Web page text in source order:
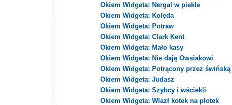
Okiem Widgeta: Nergal w piekle
Okiem Widgeta: Kolęda
Okiem Widgeta: Potraw
Okiem Widgeta: Clark Kent
Okiem Widgeta: Mało kasy
Okiem Widgeta: Nie daję Owsiakowi
Okiem Widgeta: Potrącony przez
Okiem Widgeta: Judasz
Okiem Widgeta: Szybcy i wściekli
Okiem Widgeta: Wlazł kotek na płotek